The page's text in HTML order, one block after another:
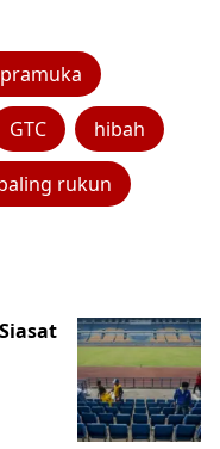
GTC hibah
rukun